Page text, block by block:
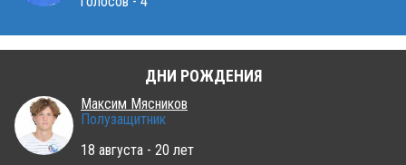
ДНИ РОЖДЕНИЯ
Максим Мясников
Полузащитник
18 августа - 20 лет